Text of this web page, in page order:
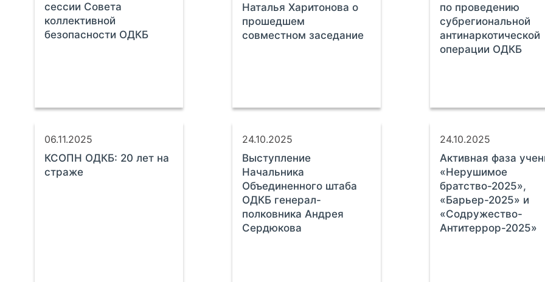
сессии Совета
коллективной
безопасности ОДКБ
Наталья Харитонова о
прошедшем
совместном заседание
по проведению
субрегиональной
антинаркотической
операции ОДКБ
06.11.2025
КСОПН ОДКБ: 20 лет на
страже
24.10.2025
Выступление
Начальника
Объединенного штаба
ОДКБ генерал-
полковника Андрея
Сердюкова
24.10.2025
Активная фаза
«Нерушимое
братство-2025»,
«Барьер-2025» и
«Содружество-
Антитеррор-2025»